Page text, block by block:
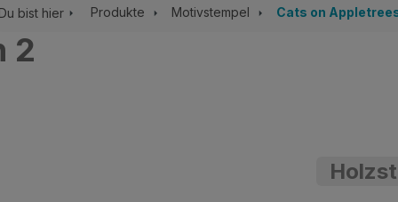
Du bist hier Produkte Motivstempel Cats on
2